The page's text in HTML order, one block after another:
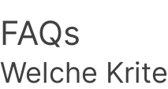
FAQs
Welche